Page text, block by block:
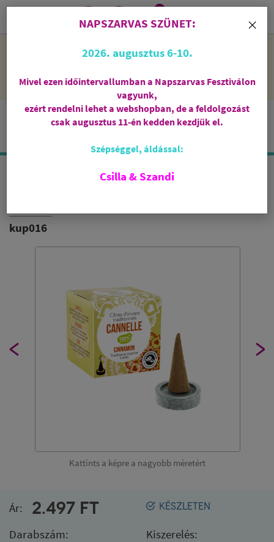
NAPSZARVAS SZÜNET: 2026. augusztus 6-10 - rendelni lehet
feldolgozni őket.
i
0
FAHÉJ - ÉRZÉKISÉG FÜSTÖLŐKÚP
kup016
Kattints a képre a nagyobb méretért
KÉSZLETEN
Ár: 2.497 FT
Darabszám: Kiszerelés:
×
NAPSZARVAS SZÜNET:
2026. augusztus 6-10.
Mivel ezen időintervallumban a Napszarvas Fesztiválon
vagyunk,
ezért rendelni lehet a webshopban, de a feldolgozást
csak augusztus 11-én kedden kezdjük el.
Szépséggel, áldással:
Csilla & Szandi